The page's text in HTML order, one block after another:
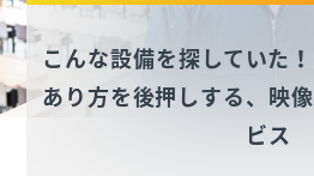
こんな設備を探していた
あり方を後押しする、映
ビス